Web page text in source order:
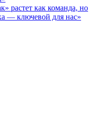
растет как команда, но
— ключевой для нас»